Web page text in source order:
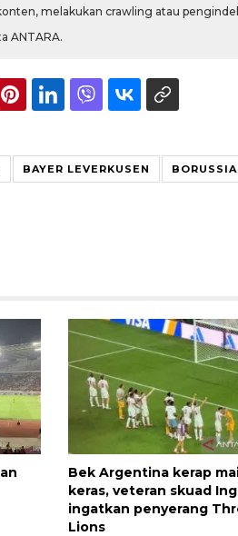
melakukan crawling atau
ANTARA.
BAYER LEVERKUSEN
Bek Argentina kerap
keras, veteran skuad
ingatkan penyerang
Lions